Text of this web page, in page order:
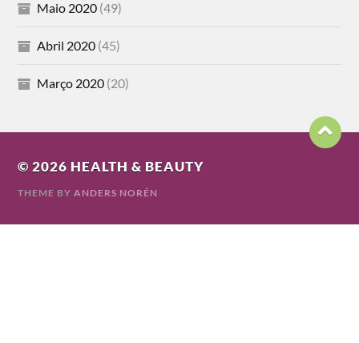
Maio 2020 (49)
Abril 2020 (45)
Março 2020 (20)
© 2026 HEALTH & BEAUTY
THEME BYANDERS NORÉN